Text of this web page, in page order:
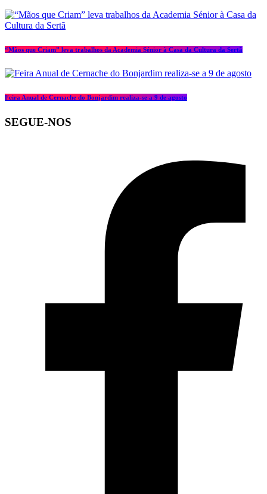
“Mãos que Criam” leva trabalhos da Academia Sénior à Casa da Cultura da Sertã
Feira Anual de Cernache do Bonjardim realiza-se a 9 de agosto
SEGUE-NOS